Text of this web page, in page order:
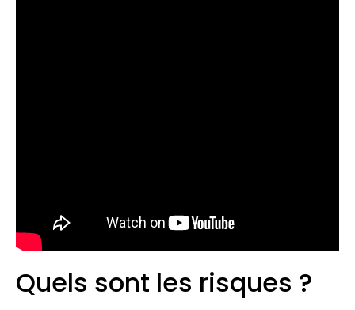
Quels sont les risques ?